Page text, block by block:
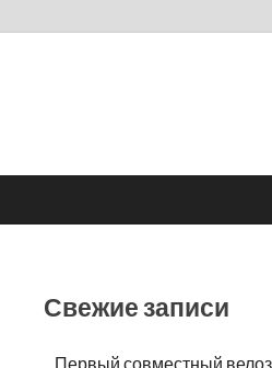
Свежие записи
Первый совместный